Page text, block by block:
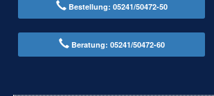
Bestellung: 05241/50472-50
Beratung: 05241/50472-60